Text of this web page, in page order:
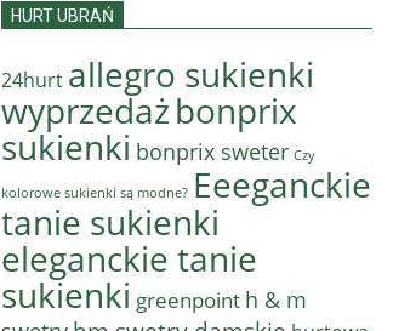
HURT UBRAŃ
24hurt allegro sukienki
wyprzedażbonprix
sukienki bonprix sweter Czy
kolorowe sukienki są modne? Eeeganckie
tanie sukienki
eleganckie tanie
sukienki greenpoint h & m